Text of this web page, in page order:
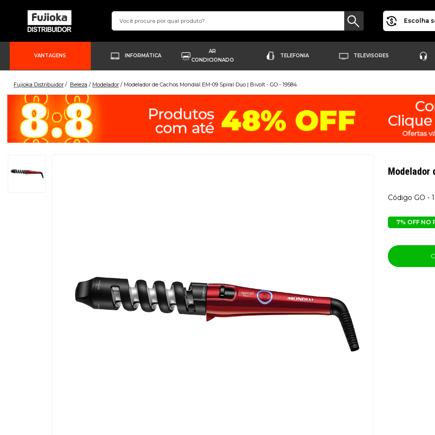
Escolha
VANTAGENS INFORMÁTICA
AR
CONDICIONADO
TELEFONIA TELEVISORES
Fujioka Distribuidor Beleza Modelador Modelador de Cachos Mondial EM-09 Spiral Duo | Bivolt - GO - 19584
Modelador
GO -
7% OFF NO